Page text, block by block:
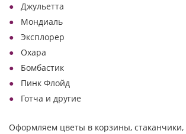
Джульетта
Мондиаль
Эксплорер
Охара
Бомбастик
Пинк Флойд
Готча и другие
Оформляем цветы в корзины,